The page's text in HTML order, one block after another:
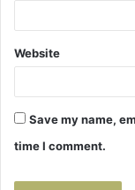
Website
Save my name,
time I comment.